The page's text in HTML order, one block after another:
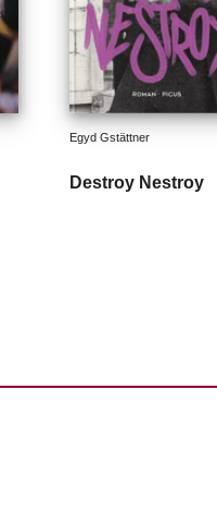
Egyd Gstättner
Destroy Nestroy